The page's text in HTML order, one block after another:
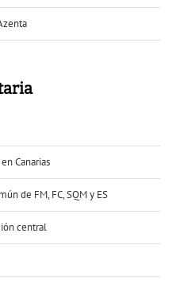
Canarias
de FM, FC, SQM y ES
central